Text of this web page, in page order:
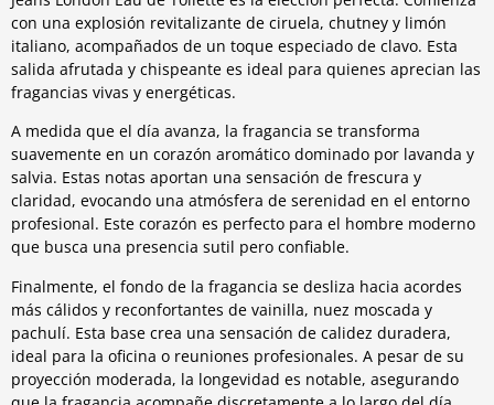
con una explosión revitalizante de ciruela, chutney y limón
italiano, acompañados de un toque especiado de clavo. Esta
salida afrutada y chispeante es ideal para quienes aprecian las
fragancias vivas y energéticas.
A medida que el día avanza, la fragancia se transforma
suavemente en un corazón aromático dominado por lavanda y
salvia. Estas notas aportan una sensación de frescura y
claridad, evocando una atmósfera de serenidad en el entorno
profesional. Este corazón es perfecto para el hombre moderno
que busca una presencia sutil pero confiable.
Finalmente, el fondo de la fragancia se desliza hacia acordes
más cálidos y reconfortantes de vainilla, nuez moscada y
pachulí. Esta base crea una sensación de calidez duradera,
ideal para la oficina o reuniones profesionales. A pesar de su
proyección moderada, la longevidad es notable, asegurando